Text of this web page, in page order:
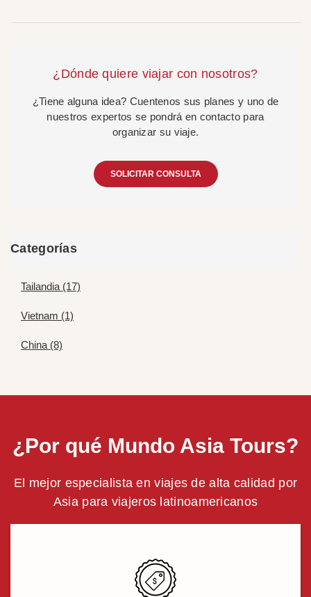
¿Dónde quiere viajar con nosotros?
¿Tiene alguna idea? Cuentenos sus planes y uno de
nuestros expertos se pondrá en contacto para
organizar su viaje.
SOLICITAR CONSULTA
Categorías
Tailandia (17)
Vietnam (1)
China (8)
¿Por qué Mundo Asia Tours?
El mejor especialista en viajes de alta calidad por
Asia para viajeros latinoamericanos